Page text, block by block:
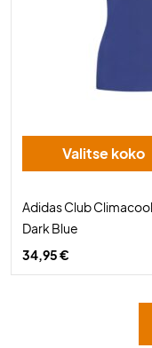
Valitse koko
Adidas Club
Dark Blue
34,95 €